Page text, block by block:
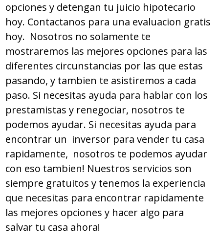
opciones y detengan tu juicio hipotecario
hoy. Contactanos para una evaluacion gratis
hoy. Nosotros no solamente te
mostraremos las mejores opciones para las
diferentes circunstancias por las que estas
pasando, y tambien te asistiremos a cada
paso. Si necesitas ayuda para hablar con los
prestamistas y renegociar, nosotros te
podemos ayudar. Si necesitas ayuda para
encontrar un inversor para vender tu casa
rapidamente, nosotros te podemos ayudar
con eso tambien! Nuestros servicios son
siempre gratuitos y tenemos la experiencia
que necesitas para encontrar rapidamente
las mejores opciones y hacer algo para
salvar tu casa ahora!